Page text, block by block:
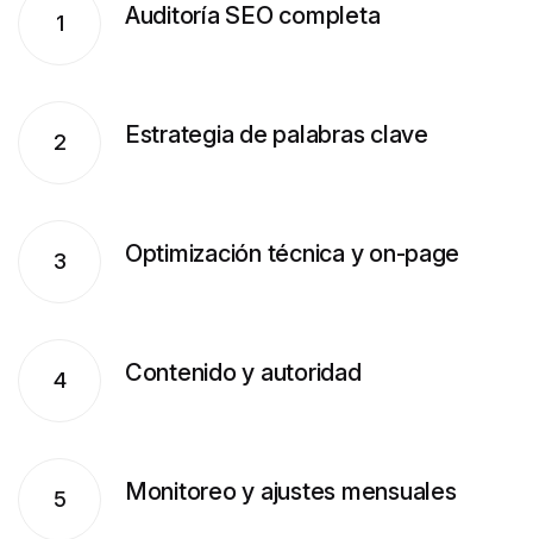
1 Auditoría SEO completa
2 Estrategia de palabras clave
3 Optimización técnica y on-page
4 Contenido y autoridad
5 Monitoreo y ajustes mensuales